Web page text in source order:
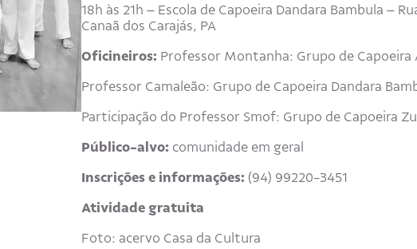
18h às 21h – Escola de Capoeira Dandara Bambula –
Canaã dos Carajás, PA
Oficineiros: Professor Montanha: Grupo de Capoeira
Professor Camaleão: Grupo de Capoeira Dandara
Participação do Professor Smof: Grupo de Capoeira
Público-alvo: comunidade em geral
Inscrições e informações: (94) 99220-3451
Atividade gratuita
Foto: acervo Casa da Cultura